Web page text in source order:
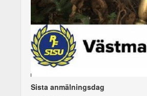
Sista anmälningsdag